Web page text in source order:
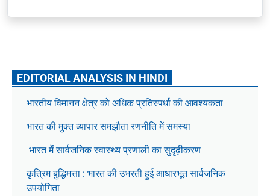
EDITORIAL ANALYSIS IN HINDI
भारतीय विमानन क्षेत्र को अधिक प्रतिस्पर्धा की आवश्यकता
भारत की मुक्त व्यापार समझौता रणनीति में समस्या
भारत में सार्वजनिक स्वास्थ्य प्रणाली का सुदृढ़ीकरण
कृत्रिम बुद्धिमत्ता : भारत की उभरती हुई आधारभूत सार्वजनिक
उपयोगिता